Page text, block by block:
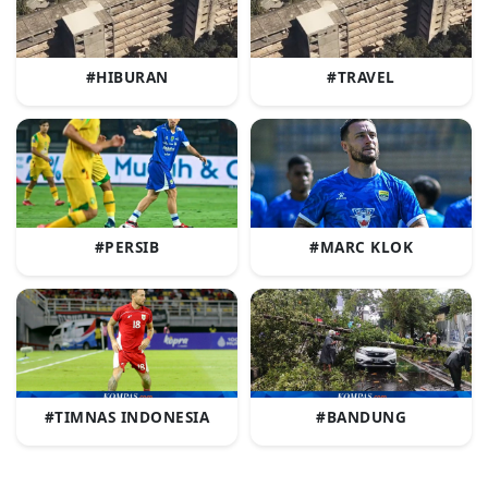
#HIBURAN #TRAVEL
#PERSIB #MARC KLOK
#TIMNAS INDONESIA #BANDUNG